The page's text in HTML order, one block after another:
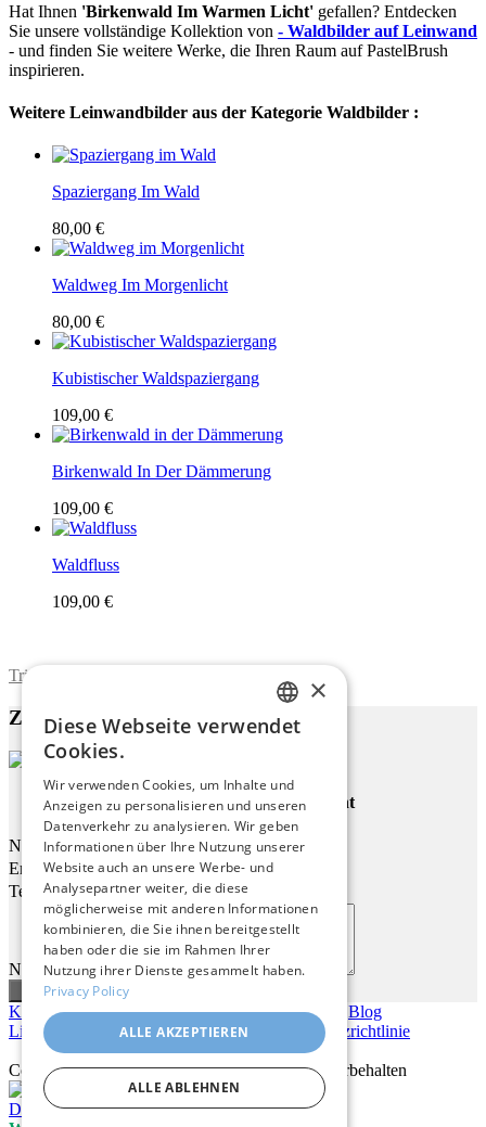
Hat Ihnen 'Birkenwald Im Warmen Licht' gefallen? Entdecken
Sie unsere vollständige Kollektion von - Waldbilder auf Leinwand
- und finden Sie weitere Werke, die Ihren Raum auf PastelBrush
inspirieren.
Weitere Leinwandbilder aus der Kategorie Waldbilder :
Spaziergang Im Wald
80,00 €
Waldweg Im Morgenlicht
80,00 €
Kubistischer Waldspaziergang
109,00 €
Birkenwald In Der Dämmerung
109,00 €
Waldfluss
109,00 €
Trimite formularul
Zu diesem Werk
Birkenwald Im Warmen Licht
Name
Email
Telefon
Nachricht
Kontakt|Über uns|Giclée Qualität|Anmelden
Blog
Lieferbedingungen| Rückgaberecht Datenschutzrichtlinie
Copyright © 2026Pastel Brush– Alle Rechte vorbehalten
Desktop
ENGLISH
GERMAN
FRENCH
×
Diese Webseite verwendet
Cookies.
Wir verwenden Cookies, um Inhalte und
Anzeigen zu personalisieren und unseren
Datenverkehr zu analysieren. Wir geben
Informationen über Ihre Nutzung unserer
Website auch an unsere Werbe- und
Analysepartner weiter, die diese
möglicherweise mit anderen Informationen
kombinieren, die Sie ihnen bereitgestellt
haben oder die sie im Rahmen Ihrer
Nutzung ihrer Dienste gesammelt haben.
Privacy Policy
ALLE AKZEPTIEREN
ALLE ABLEHNEN